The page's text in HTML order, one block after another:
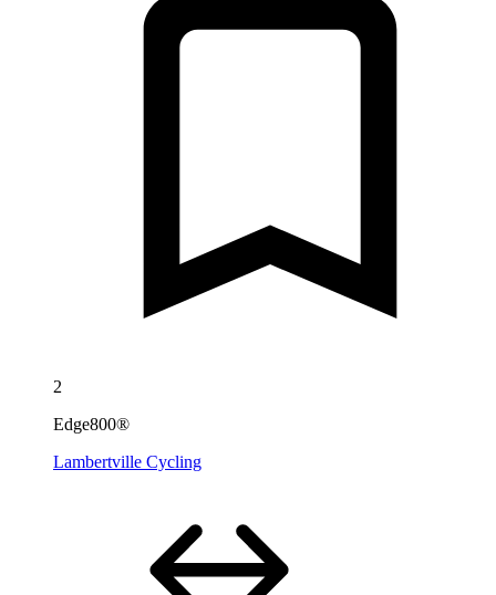
2
Edge800®
Lambertville Cycling